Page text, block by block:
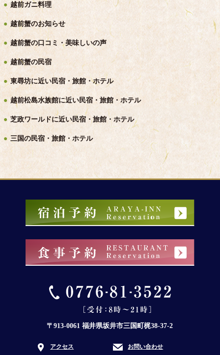
越前ガニ料理
越前蟹のお知らせ
越前蟹の口コミ・美味しいの声
越前蟹の民宿
東尋坊に近い民宿・旅館・ホテル
越前松島水族館に近い民宿・旅館・ホテル
芝政ワールドに近い民宿・旅館・ホテル
三国の民宿・旅館・ホテル
〒913-0061 福井県坂井市三国町梶38-37-2
アクセス お問い合わせ